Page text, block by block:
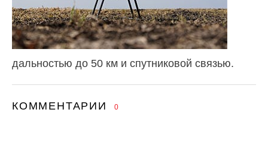
дальностью до 50 км и спутниковой связью.
КОММЕНТАРИИ 0